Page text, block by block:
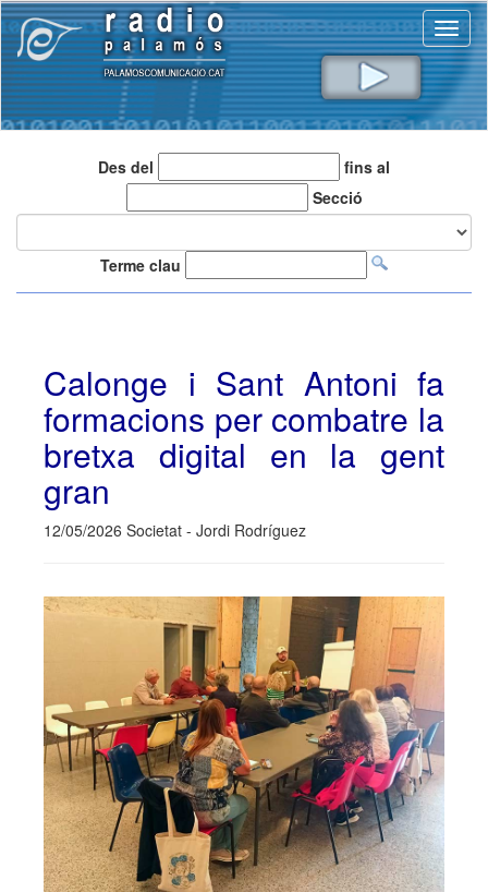
Des del
fins al
Secció
Terme clau
Calonge i Sant Antoni fa
formacions per combatre la
bretxa digital en la gent
gran
12/05/2026 Societat - Jordi Rodríguez